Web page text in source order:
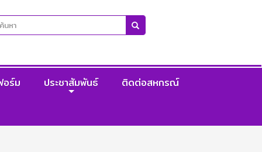
อร์ม ประชาสัมพันธ์
ติดต่อสหกรณ์